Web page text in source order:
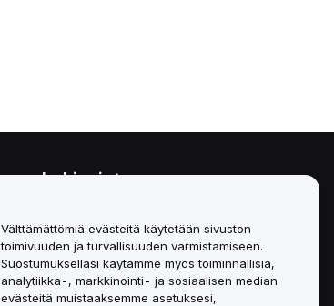
Lakiasiat
Yhteenveto säilytys- ja
hallinnointikäytännöstä
ESG-tiedot
Välttämättömiä evästeitä käytetään sivuston
toimivuuden ja turvallisuuden varmistamiseen.
Suostumuksellasi käytämme myös toiminnallisia,
analytiikka-, markkinointi- ja sosiaalisen median
evästeitä muistaaksemme asetuksesi,